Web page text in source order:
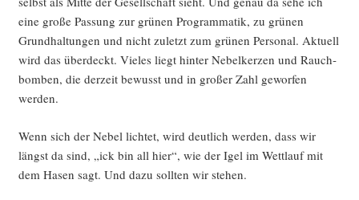
eine gro­ße Pas­sung zur grü­nen Pro­gram­ma­tik, zu grü­nen
Grund­hal­tun­gen und nicht zuletzt zum grü­nen Per­so­nal. Aktu­ell
wird das über­deckt. Vie­les liegt hin­ter Nebel­ker­zen und Rauch­
bom­ben, die der­zeit bewusst und in gro­ßer Zahl gewor­fen
werden.
Wenn sich der Nebel lich­tet, wird deut­lich wer­den, dass wir
längst da sind, „ick bin all hier“, wie der Igel im Wett­lauf mit
dem Hasen sagt. Und dazu soll­ten wir stehen.